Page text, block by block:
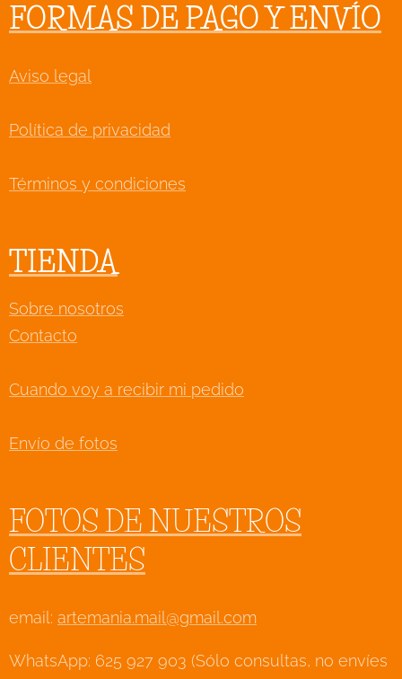
FORMAS DE PAGO Y ENVÍO
Aviso legal
Política de privacidad
Términos y condiciones
TIENDA
Sobre nosotros
Contacto
Cuando voy a recibir mi pedido
Envío de fotos
FOTOS DE NUESTROS
CLIENTES
email: artemania.mail@gmail.com
WhatsApp: 625 927 903 (Sólo consultas, no envíes